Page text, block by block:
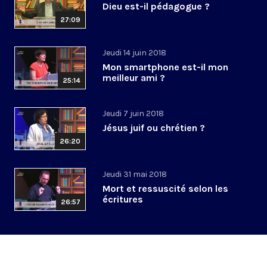
27:09
Dieu est-il pédagogue ?
25:14
Jeudi 14 juin 2018
Mon smartphone est-il mon
meilleur ami ?
26:20
Jeudi 7 juin 2018
Jésus juif ou chrétien ?
26:57
Jeudi 31 mai 2018
Mort et ressuscité selon les
écritures